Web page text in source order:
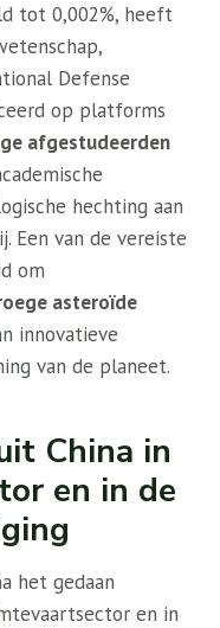
tot 0,002%, heeft
Defense
op platforms
afgestudeerden
hechting aan
Een van de vereiste
om
asteroïde
innovatieve
van de planeet.
China in
en in de
het gedaan
en in